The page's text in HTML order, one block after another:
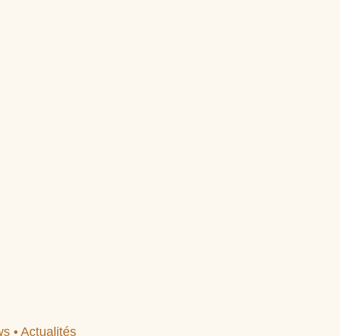
• Actualités